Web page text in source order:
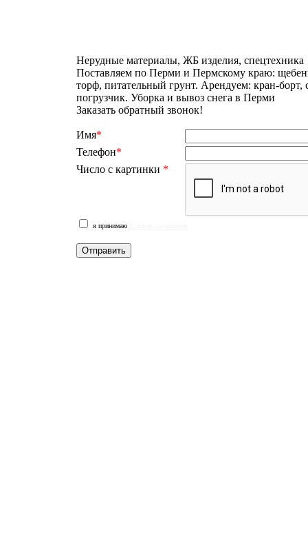
Нерудные материалы, ЖБ изделия, спецтехника
Поставляем по Перми и Пермскому краю:
торф, питательный грунт. Арендуем: кран-
погрузчик. Уборка и вывоз снега в Перми
Заказать обратный звонок!
Имя*
Телефон*
Число с картинки *
я принимаю